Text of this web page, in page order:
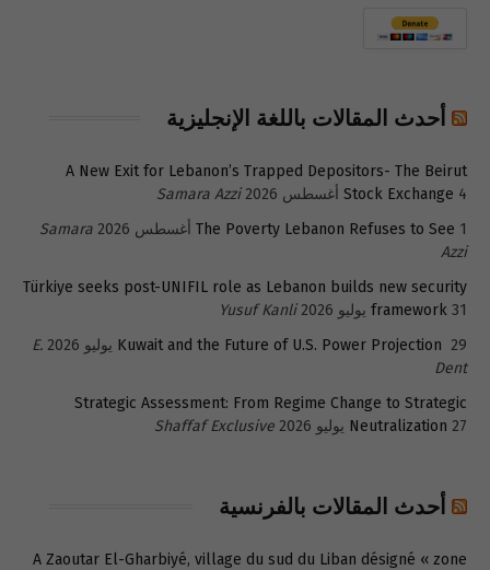
أحدث المقالات باللغة الإنجليزية
A New Exit for Lebanon’s Trapped Depositors- The Beirut
Stock Exchange 4 أغسطس 2026
Samara Azzi
The Poverty Lebanon Refuses to See 1 أغسطس 2026
Samara
Azzi
Türkiye seeks post-UNIFIL role as Lebanon builds new security
framework 31 يوليو 2026
Yusuf Kanli
Kuwait and the Future of U.S. Power Projection 29 يوليو 2026
E.
Dent
Strategic Assessment: From Regime Change to Strategic
Neutralization 27 يوليو 2026 Shaffaf Exclusive
أحدث المقالات بالفرنسية
A Zaoutar El-Gharbiyé, village du sud du Liban désigné « zone